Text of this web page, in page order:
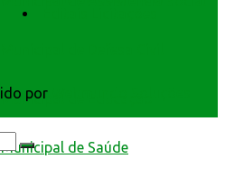
de Educação
de Saúde
por